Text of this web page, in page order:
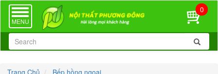
TOGGLE
NAVIGATION
MENU
0
Trang Chủ
Bếp hồng ngoại